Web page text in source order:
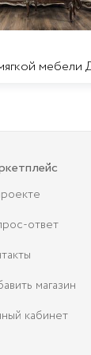
ответ
магазин
кабинет